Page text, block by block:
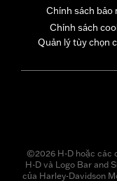
Chính sách bảo
Chính sách
Quản lý tùy chọn
©2026 H-D hoặc các
H-D và Logo Bar and
của Harley-Davidson